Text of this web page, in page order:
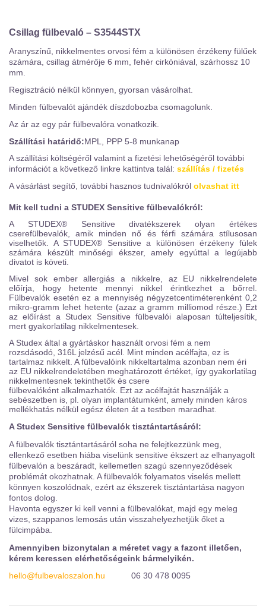
Csillag fülbevaló – S3544STX
Aranyszínű, nikkelmentes orvosi fém a különösen érzékeny fülűek
számára, csillag átmérője 6 mm, fehér cirkóniával, szárhossz 10
mm.
Regisztráció nélkül könnyen, gyorsan vásárolhat.
Minden fülbevalót ajándék díszdobozba csomagolunk.
Az ár az egy pár fülbevalóra vonatkozik.
Szállítási határidő:MPL, PPP 5-8 munkanap
A szállítási költségéről valamint a fizetési lehetőségéről további
információt a következő linkre kattintva talál: szállítás / fizetés
A vásárlást segítő, további hasznos tudnivalókról olvashat itt
Mit kell tudni a STUDEX Sensitive fülbevalókról:
A STUDEX® Sensitive divatékszerek olyan értékes
cserefülbevalók, amik minden nő és férfi számára stílusosan
viselhetők. A STUDEX® Sensitive a különösen érzékeny fülek
számára készült minőségi ékszer, amely egyúttal a legújabb
divatot is követi.
Mivel sok ember allergiás a nikkelre, az EU nikkelrendelete
előírja, hogy hetente mennyi nikkel érintkezhet a bőrrel.
Fülbevalók esetén ez a mennyiség négyzetcentiméterenként 0,2
mikro-gramm lehet hetente (azaz a gramm milliomod része.) Ezt
az előírást a Studex Sensitive fülbevalói alaposan túlteljesítik,
mert gyakorlatilag nikkelmentesek.
A Studex által a gyártáskor használt orvosi fém a nem
rozsdásodó, 316L jelzésű acél. Mint minden acélfajta, ez is
tartalmaz nikkelt. A fülbevalóink nikkeltartalma azonban nem éri
az EU nikkelrendeletében meghatározott értéket, így gyakorlatilag
nikkelmentesnek tekinthetők és csere
fülbevalóként alkalmazhatók. Ezt az acélfajtát használják a
sebészetben is, pl. olyan implantátumként, amely minden káros
mellékhatás nélkül egész életen át a testben maradhat.
A Studex Sensitive fülbevalók tisztántartásáról:
A fülbevalók tisztántartásáról soha ne felejtkezzünk meg,
ellenkező esetben hiába viselünk sensitive ékszert az elhanyagolt
fülbevalón a beszáradt, kellemetlen szagú szennyeződések
problémát okozhatnak. A fülbevalók folyamatos viselés mellett
könnyen koszolódnak, ezért az ékszerek tisztántartása nagyon
fontos dolog.
Havonta egyszer ki kell venni a fülbevalókat, majd egy meleg
vizes, szappanos lemosás után visszahelyezhetjük őket a
fülcimpába.
Amennyiben bizonytalan a méretet vagy a fazont illetően,
kérem keressen elérhetőségeink bármelyikén.
hello@fulbevaloszalon.hu
06 30 478 0095